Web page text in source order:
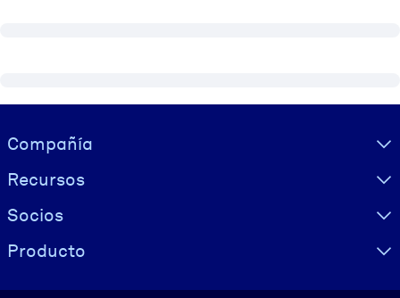
Visually hidden Text
Compañía
Recursos
Socios
Producto